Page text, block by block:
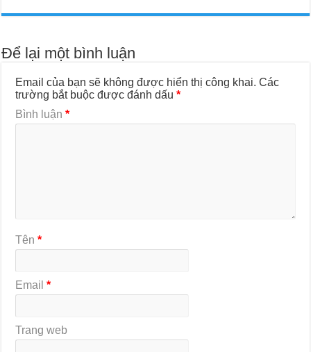
Để lại một bình luận
Email của bạn sẽ không được hiển thị công khai. Các
trường bắt buộc được đánh dấu*
Bình luận*
Tên*
Email*
Trang web